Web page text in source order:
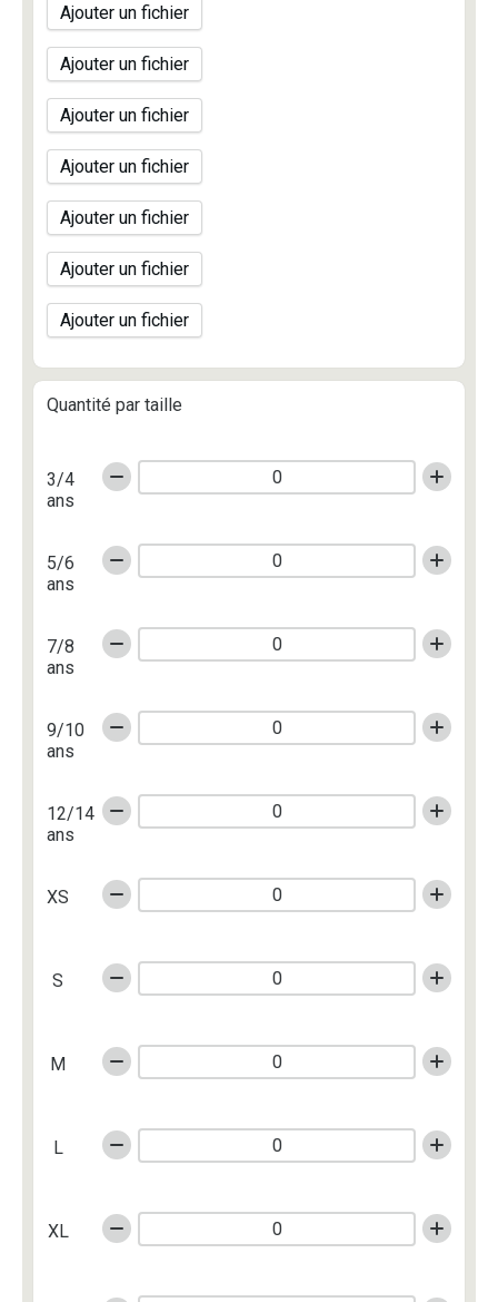
Ajouter un fichier
Ajouter un fichier
Ajouter un fichier
Ajouter un fichier
Ajouter un fichier
Ajouter un fichier
Ajouter un fichier
Quantité par taille
3/4
ans
5/6
ans
7/8
ans
9/10
ans
12/14
ans
XS
S
M
L
XL